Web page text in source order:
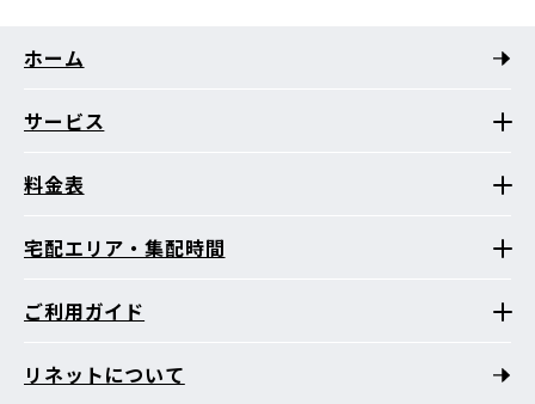
ホーム
サービス
料金表
宅配エリア・集配時間
ご利用ガイド
リネットについて